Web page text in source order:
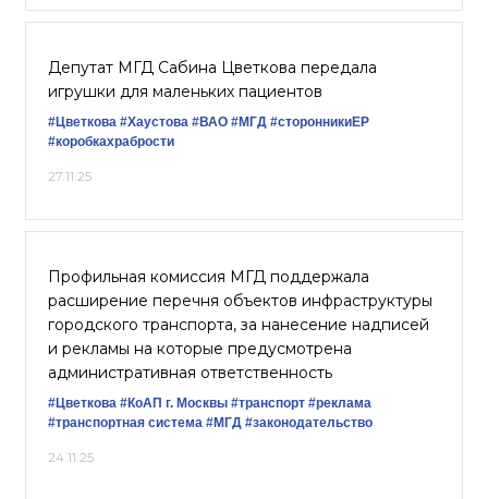
Депутат МГД Сабина Цветкова передала
игрушки для маленьких пациентов
#Цветкова #Хаустова #ВАО #МГД #сторонникиЕР
#коробкахрабрости
27.11.25
Профильная комиссия МГД поддержала
расширение перечня объектов инфраструктуры
городского транспорта, за нанесение надписей
и рекламы на которые предусмотрена
административная ответственность
#Цветкова #КоАП г. Москвы #транспорт #реклама
#транспортная система #МГД #законодательство
24.11.25